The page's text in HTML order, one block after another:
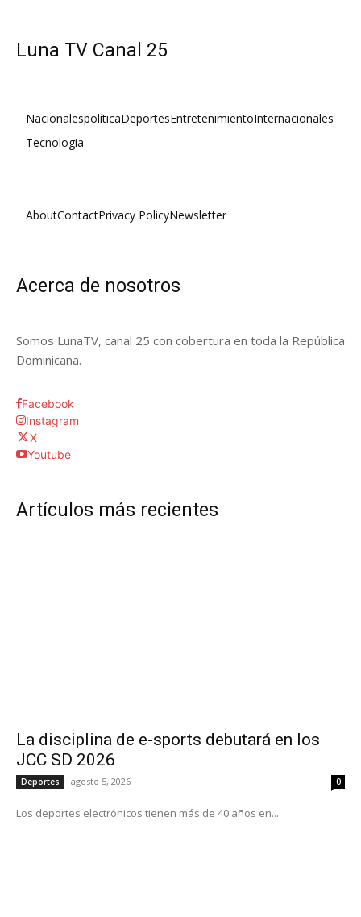
Luna TV Canal 25
NacionalespolíticaDeportesEntretenimientoInternacionales
Tecnologia
AboutContactPrivacy PolicyNewsletter
Acerca de nosotros
Somos LunaTV, canal 25 con cobertura en toda la República
Dominicana.
Facebook
Instagram
X
Youtube
Artículos más recientes
La disciplina de e-sports debutará en los
JCC SD 2026
Deportes agosto 5, 2026 0
Los deportes electrónicos tienen más de 40 años en...